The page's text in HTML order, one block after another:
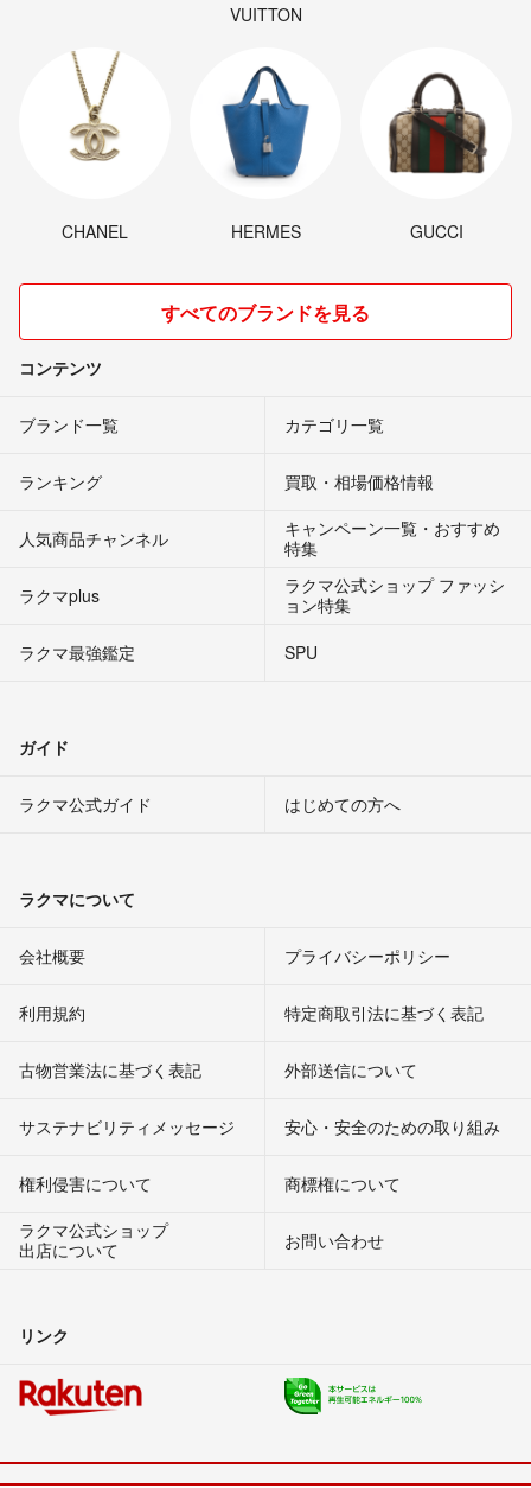
VUITTON
CHANEL HERMES GUCCI
すべてのブランドを見る
コンテンツ
ブランド一覧 カテゴリ一覧
ランキング 買取・相場価格情報
人気商品チャンネル
キャンペーン一覧・おすすめ
特集
ラクマplus
ラクマ公式ショップ ファッシ
ョン特集
ラクマ最強鑑定
SPU
ガイド
ラクマ公式ガイド はじめての方へ
ラクマについて
会社概要 プライバシーポリシー
利用規約 特定商取引法に基づく表記
古物営業法に基づく表記 外部送信について
サステナビリティメッセージ 安心・安全のための取り組み
権利侵害について
商標権について
ラクマ公式ショップ
出店について
お問い合わせ
リンク